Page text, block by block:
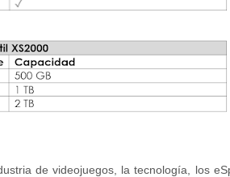
de videojuegos, la tecnología, los